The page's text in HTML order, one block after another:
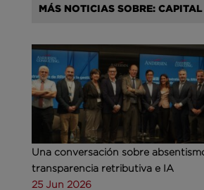
MÁS NOTICIAS SOBRE:
Una conversación sobre
transparencia retributiva e IA
25 Jun 2026